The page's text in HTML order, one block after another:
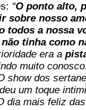
“O ponto alto,
sobre nosso
todos a nossa
tinha como
era a
muito
show dos
um toque
dia mais feliz das